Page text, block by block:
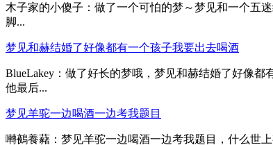
木子家的小傻子：做了一个可怕的梦～梦见和一个五
脚...
梦见和赫结婚了好像都有一个孩子我要出去喝酒
BlueLakey：做了好长的梦哦，梦见和赫结婚了好像
他最后...
梦见羊驼一边喝酒一边考我题目
囀鵺養藸：梦见羊驼一边喝酒一边考我题目，什么世